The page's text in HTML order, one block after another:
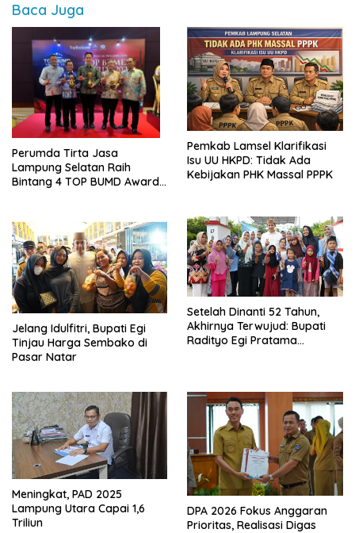
Baca Juga
Perumda Tirta Jasa
Lampung Selatan Raih
Bintang 4 TOP BUMD Awards
Pemkab Lamsel Klarifikasi
Isu UU HKPD: Tidak Ada
Kebijakan PHK Massal PPPK
Jelang Idulfitri, Bupati Egi
Tinjau Harga Sembako di
Pasar Natar
Setelah Dinanti 52 Tahun,
Akhirnya Terwujud: Bupati
Radityo Egi Pratama
Meningkat, PAD 2025
Lampung Utara Capai 1,6
Triliun
DPA 2026 Fokus Anggaran
Prioritas, Realisasi Digas